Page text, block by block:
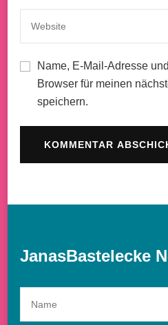
Name, E-Mail-Adresse
Browser für meinen
speichern.
JanasBastelecke